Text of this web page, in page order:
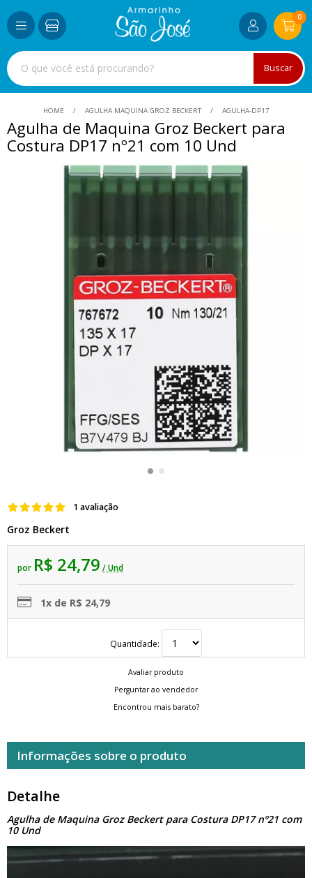
Buscar
0
HOME AGULHA MAQUINA GROZ BECKERT AGULHA-DP17
Agulha de Maquina Groz Beckert para
Costura DP17 nº21 com 10 Und
1 avaliação
Groz Beckert
por R$ 24,79 / Und
1x de R$ 24,79
Quantidade:
Avaliar produto
Perguntar ao vendedor
Encontrou mais barato?
Informações sobre o produto
Detalhe
Agulha de Maquina Groz Beckert para Costura DP17 nº21 com
10 Und